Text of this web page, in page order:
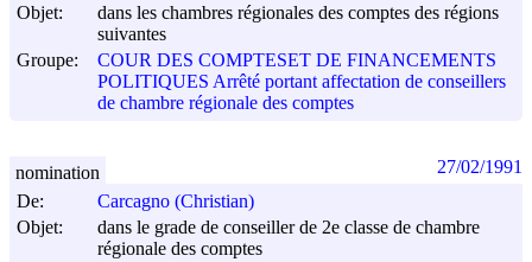
Objet:
dans les chambres régionales des comptes des régions
suivantes
Groupe:
COUR DES COMPTESET DE FINANCEMENTS
POLITIQUES Arrêté portant affectation de conseillers
de chambre régionale des comptes
De:
Carcagno (Christian)
Objet:
dans le grade de conseiller de 2e classe de chambre
régionale des comptes
nomination 27/02/1991